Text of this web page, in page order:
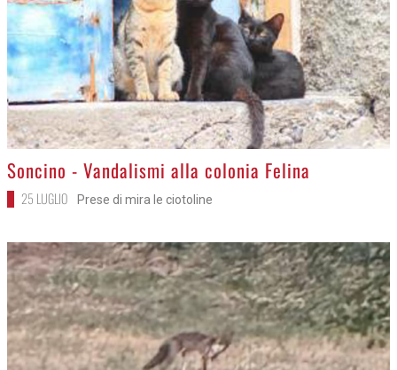
>
Soncino - Vandalismi alla colonia Felina
25 LUGLIO Prese di mira le ciotoline